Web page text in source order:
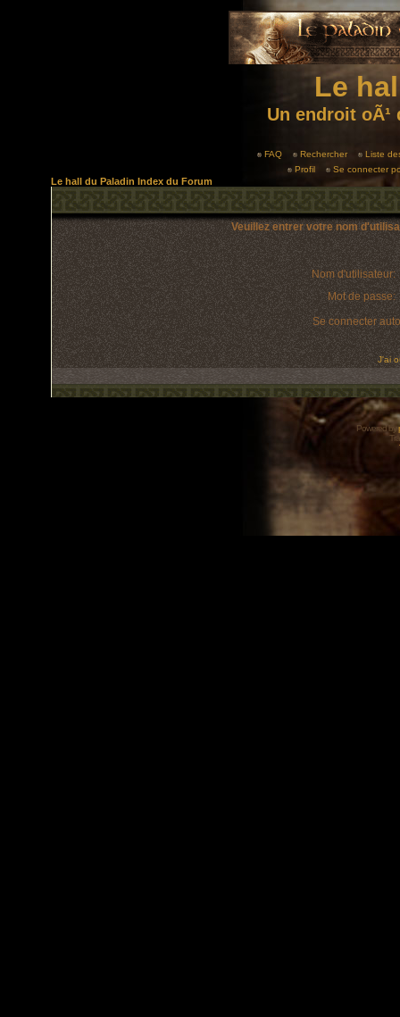
Le
Un endroit
FAQ Rechercher
Liste
Profil
Se connecter
Le hall du Paladin Index du Forum
Veuillez entrer votre nom
Nom d'utilisateur:
Mot de passe:
Se connecter
J'ai
Powered by